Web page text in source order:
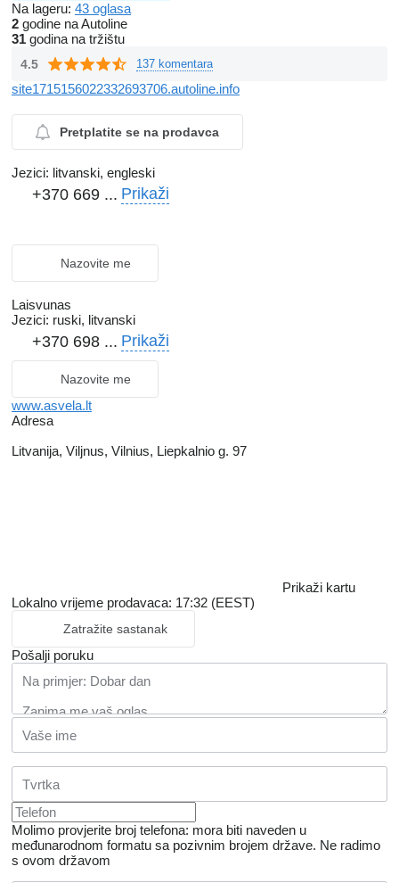
Na lageru: 43 oglasa
2 godine na Autoline
31 godina na tržištu
4.5 137 komentara
site1715156022332693706.autoline.info
Pretplatite se na prodavca
Jezici: litvanski, engleski
+370 669 ... Prikaži
Nazovite me
Laisvunas
Jezici: ruski, litvanski
+370 698 ... Prikaži
Nazovite me
www.asvela.lt
Adresa
Litvanija, Viljnus, Vilnius, Liepkalnio g. 97
Prikaži kartu
Lokalno vrijeme prodavaca: 17:32 (EEST)
Zatražite sastanak
Pošalji poruku
Molimo provjerite broj telefona: mora biti naveden u
međunarodnom formatu sa pozivnim brojem države. Ne radimo
s ovom državom